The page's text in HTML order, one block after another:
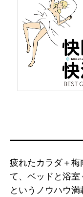
疲れたカラダ＋
て、ベッドと浴
というノウハウ